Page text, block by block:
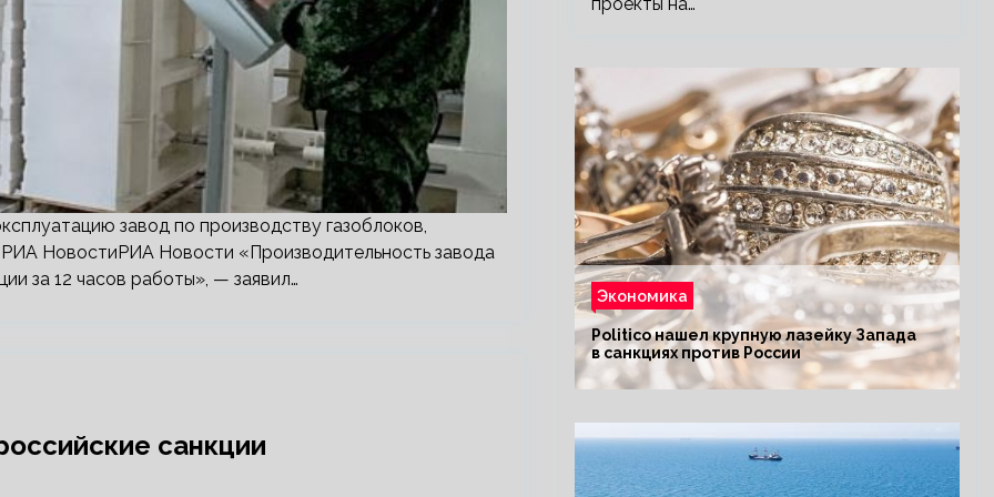
завод по производству газоблоков,
НовостиРИА Новости «Производительность завода
за 12 часов работы», — заявил…
санкции
Экономика
Politico нашел крупную лазейку Запада
в санкциях против России